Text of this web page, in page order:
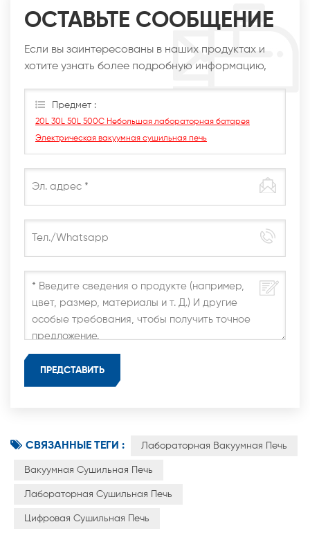
ОСТАВЬТЕ СООБЩЕНИЕ
Если вы заинтересованы в наших продуктах и
хотите узнать более подробную информацию,
только сможем.
Предмет :
20L 30L 50L 500C Небольшая лабораторная батарея
Электрическая вакуумная сушильная печь
СВЯЗАННЫЕ ТЕГИ : Лабораторная Вакуумная Печь
Вакуумная Сушильная Печь
Лабораторная Сушильная Печь
Цифровая Сушильная Печь